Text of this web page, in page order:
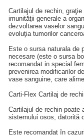
Cartilajul de rechin,
imunităţii generale a
dezvoltarea vaselor
evoluţia tumorilor
Este o sursa naturala de
necesare (este o sursa
recomandat in special
prevenirea modificarilor
vase sanguine, care
Carti-Flex Cartilaj de
Cartilajul de rechin poate
sistemului osos, datorită
Este recomandat în